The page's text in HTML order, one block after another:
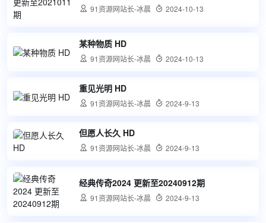
 91资源网站长-冰晨  2024-10-13
某种物质 HD
 91资源网站长-冰晨  2024-10-13
重见光明 HD
 91资源网站长-冰晨  2024-9-13
但愿人长久 HD
 91资源网站长-冰晨  2024-9-13
经典传奇2024 更新至20240912期
 91资源网站长-冰晨  2024-9-13